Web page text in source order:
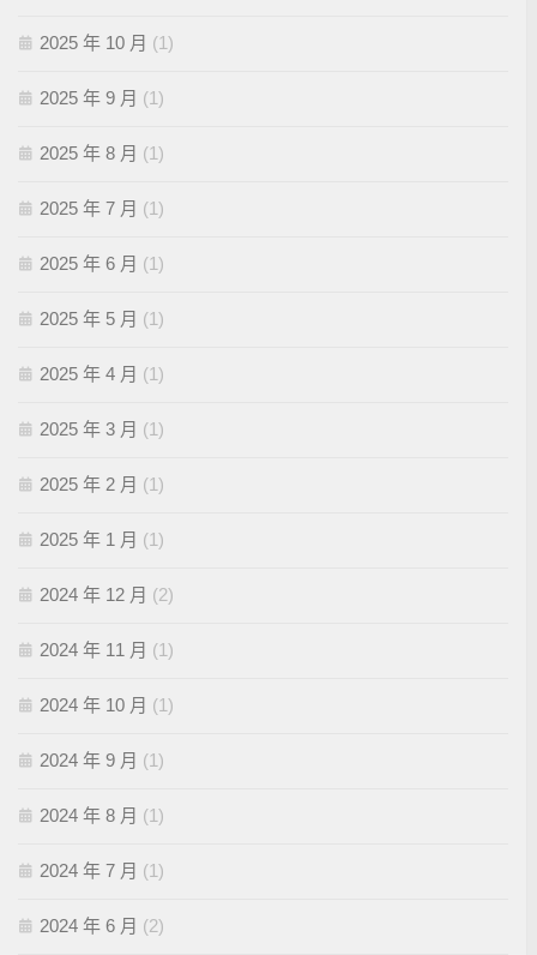
2025 年 10 月 (1)
2025 年 9 月 (1)
2025 年 8 月 (1)
2025 年 7 月 (1)
2025 年 6 月 (1)
2025 年 5 月 (1)
2025 年 4 月 (1)
2025 年 3 月 (1)
2025 年 2 月 (1)
2025 年 1 月 (1)
2024 年 12 月 (2)
2024 年 11 月 (1)
2024 年 10 月 (1)
2024 年 9 月 (1)
2024 年 8 月 (1)
2024 年 7 月 (1)
2024 年 6 月 (2)